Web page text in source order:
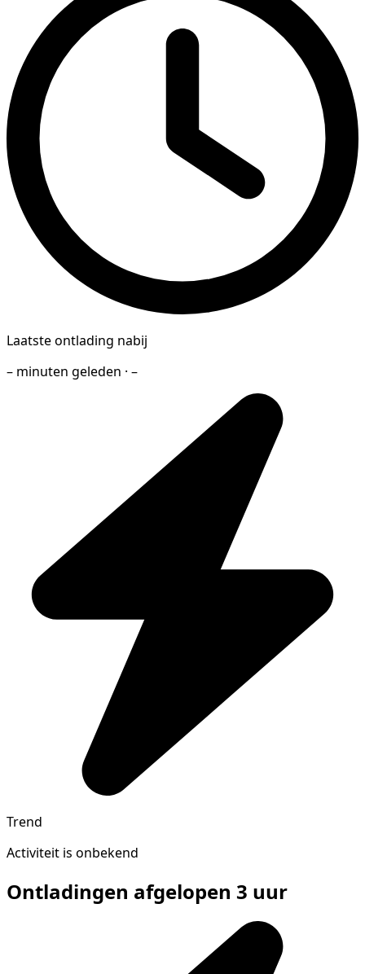
Laatste ontlading nabij
– minuten geleden · –
Trend
Activiteit is onbekend
Ontladingen afgelopen 3 uur